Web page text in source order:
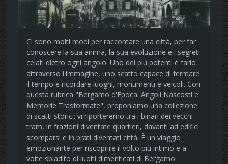
Ci sono molti modi per raccontare una città, per far
conoscere la sua anima, la sua evoluzione e i segreti
celati dietro ogni angolo. Uno dei più potenti è farlo
attraverso l'immagine, uno scatto capace di fermare
il tempo e ricordare luoghi, monumenti e veicoli. Con
questa rubrica "Bergamo d'Epoca: Angoli Nascosti e
Memorie Trasformate", proponiamo una collezione
di scatti storici: vi riporteremo tra i binari dei vecchi
tram, in frazioni diventate quartieri, davanti ad edifici
scomparsi e in prati diventati città. È un viaggio
emozionante per riscoprire il volto più intimo e a
volte sbiadito di luohi dimenticati di Bergamo.